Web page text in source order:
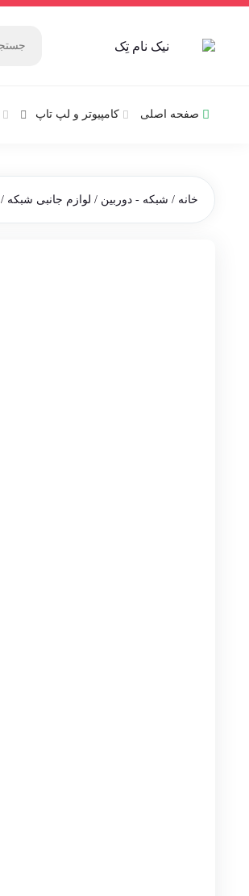
صفحه اصلی کامپیوتر و‌‌‌‌‌ لپ تاپ
خانه / شبکه - دوربین / لوازم جانبی شبکه /